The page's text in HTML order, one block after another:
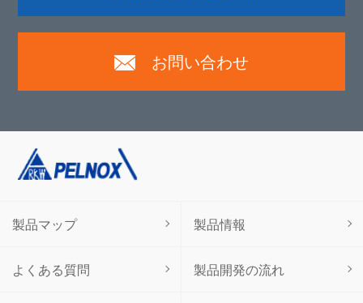
お問い合わせ
製品マップ 製品情報
よくある質問 製品開発の流れ